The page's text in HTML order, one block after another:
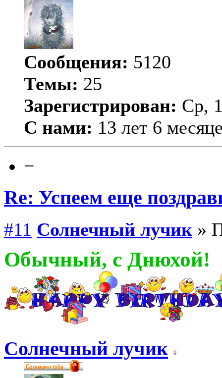
Сообщения: 5120
Темы: 25
Зарегистрирован: Ср,
С нами: 13 лет 6
−
Re: Успеем еще
#11 Солнечный лучик »
Обычный, с Днюхой!
Солнечный лучик